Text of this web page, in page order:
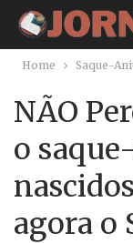
Home Saque-
NÃO
o
agora o